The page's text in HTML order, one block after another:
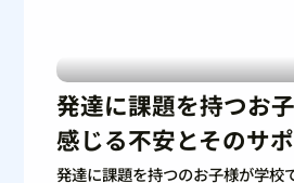
発達に課題を持つお
感じる不安とそのサ
発達に課題を持つのお子様が学校